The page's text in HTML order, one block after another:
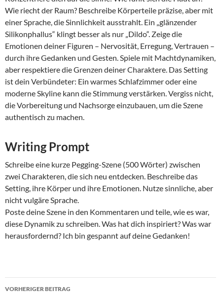
Wie riecht der Raum? Beschreibe Körperteile präzise, aber mit
einer Sprache, die Sinnlichkeit ausstrahlt. Ein „glänzender
Silikonphallus“ klingt besser als nur „Dildo“. Zeige die
Emotionen deiner Figuren – Nervosität, Erregung, Vertrauen –
durch ihre Gedanken und Gesten. Spiele mit Machtdynamiken,
aber respektiere die Grenzen deiner Charaktere. Das Setting
ist dein Verbündeter: Ein warmes Schlafzimmer oder eine
moderne Skyline kann die Stimmung verstärken. Vergiss nicht,
die Vorbereitung und Nachsorge einzubauen, um die Szene
authentisch zu machen.
Writing Prompt
Schreibe eine kurze Pegging-Szene (500 Wörter) zwischen
zwei Charakteren, die sich neu entdecken. Beschreibe das
Setting, ihre Körper und ihre Emotionen. Nutze sinnliche, aber
nicht vulgäre Sprache.
Poste deine Szene in den Kommentaren und teile, wie es war,
diese Dynamik zu schreiben. Was hat dich inspiriert? Was war
herausfordernd? Ich bin gespannt auf deine Gedanken!
Beitragsnavigation
VORHERIGER BEITRAG